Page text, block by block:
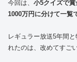
今回は、 小5クイズで
1000万円に分けて一覧
レギュラー放送5年間
れたのは、改めてすご